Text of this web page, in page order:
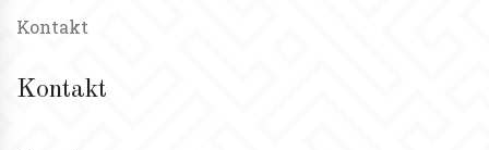
Kontakt
Kontakt